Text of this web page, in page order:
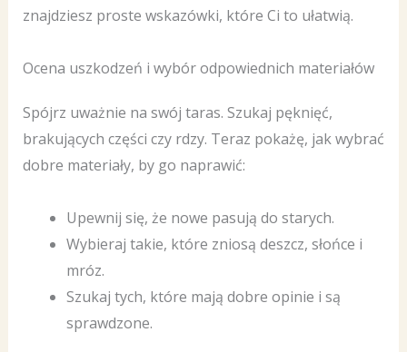
znajdziesz proste wskazówki, które Ci to ułatwią.
Ocena uszkodzeń i wybór odpowiednich materiałów
Spójrz uważnie na swój taras. Szukaj pęknięć,
brakujących części czy rdzy. Teraz pokażę, jak wybrać
dobre materiały, by go naprawić:
Upewnij się, że nowe pasują do starych.
Wybieraj takie, które zniosą deszcz, słońce i
mróz.
Szukaj tych, które mają dobre opinie i są
sprawdzone.